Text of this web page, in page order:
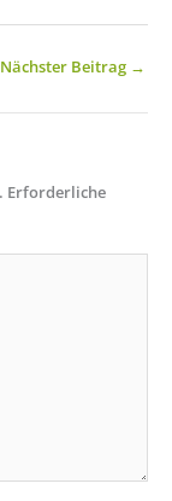
Nächster Beitrag →
Erforderliche